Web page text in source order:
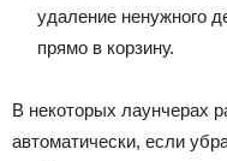
удаление ненужного
прямо в корзину.
В некоторых лаунчерах
автоматически, если